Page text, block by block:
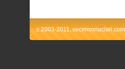
c 2003-2011. secimsonuclari.com